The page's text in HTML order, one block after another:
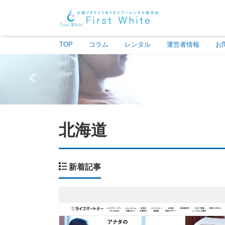
TOP コラム レンタル 運営者情報 お
北海道
新着記事